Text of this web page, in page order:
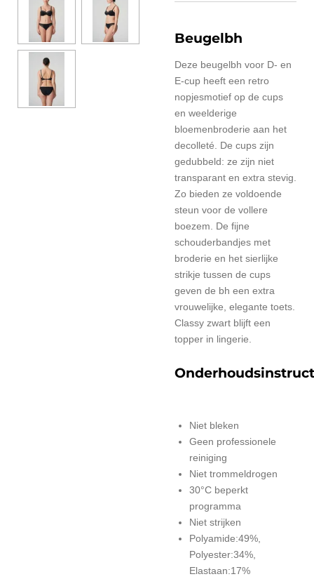
Beugelbh
Deze beugelbh voor D- en
E-cup heeft een retro
nopjesmotief op de cups
en weelderige
bloemenbroderie aan het
decolleté. De cups zijn
gedubbeld: ze zijn niet
transparant en extra stevig.
Zo bieden ze voldoende
steun voor de vollere
boezem. De fijne
schouderbandjes met
broderie en het sierlijke
strikje tussen de cups
geven de bh een extra
vrouwelijke, elegante toets.
Classy zwart blijft een
topper in lingerie.
Niet bleken
Geen professionele
reiniging
Niet trommeldrogen
30°C beperkt
programma
Niet strijken
Polyamide:49%,
Polyester:34%,
Elastaan:17%